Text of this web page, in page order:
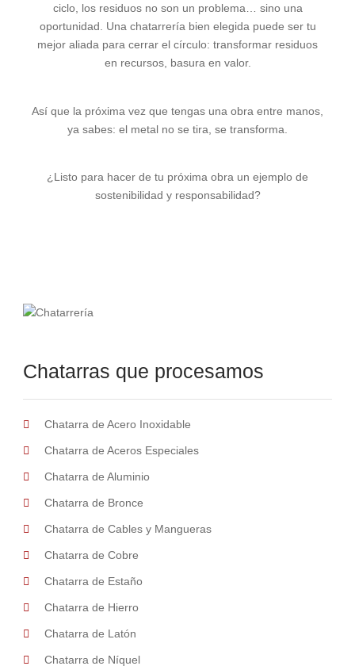
ciclo, los residuos no son un problema… sino una
oportunidad. Una chatarrería bien elegida puede ser tu
mejor aliada para cerrar el círculo: transformar residuos
en recursos, basura en valor.
Así que la próxima vez que tengas una obra entre manos,
ya sabes: el metal no se tira, se transforma.
¿Listo para hacer de tu próxima obra un ejemplo de
sostenibilidad y responsabilidad?
Chatarras que procesamos
Chatarra de Acero Inoxidable
Chatarra de Aceros Especiales
Chatarra de Aluminio
Chatarra de Bronce
Chatarra de Cables y Mangueras
Chatarra de Cobre
Chatarra de Estaño
Chatarra de Hierro
Chatarra de Latón
Chatarra de Níquel